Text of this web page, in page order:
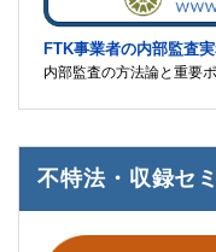
FTK事業者の内部監査
内部監査の方法論と重要
不特法・収録セ